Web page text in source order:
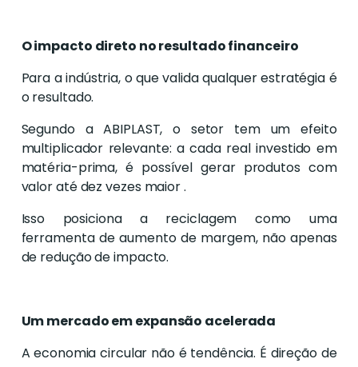
O impacto direto no resultado financeiro
Para a indústria, o que valida qualquer estratégia é
o resultado.
Segundo a ABIPLAST, o setor tem um efeito
multiplicador relevante: a cada real investido em
matéria-prima, é possível gerar produtos com
valor até dez vezes maior .
Isso posiciona a reciclagem como uma
ferramenta de aumento de margem, não apenas
de redução de impacto.
Um mercado em expansão acelerada
A economia circular não é tendência. É direção de